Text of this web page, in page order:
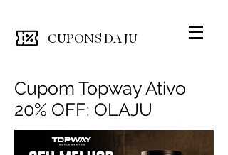
CUPONS DA JU
Cupom Topway Ativo
20% OFF: OLAJU